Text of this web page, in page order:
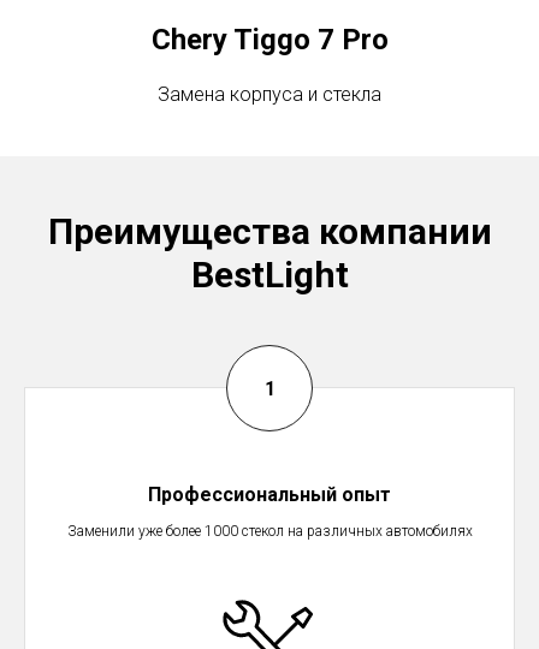
Chery Tiggo 7 Pro
Замена корпуса и стекла
Преимущества компании
BestLight
Профессиональный опыт
Заменили уже более 1000 стекол на различных автомобилях